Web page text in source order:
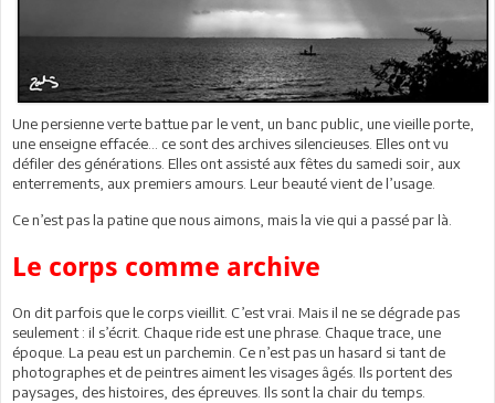
Une persienne verte battue par le vent, un banc public, une vieille porte,
une enseigne effacée… ce sont des archives silencieuses. Elles ont vu
défiler des générations. Elles ont assisté aux fêtes du samedi soir, aux
enterrements, aux premiers amours. Leur beauté vient de l’usage.
Ce n’est pas la patine que nous aimons, mais la vie qui a passé par là.
Le corps comme archive
On dit parfois que le corps vieillit. C’est vrai. Mais il ne se dégrade pas
seulement : il s’écrit. Chaque ride est une phrase. Chaque trace, une
époque. La peau est un parchemin. Ce n’est pas un hasard si tant de
photographes et de peintres aiment les visages âgés. Ils portent des
paysages, des histoires, des épreuves. Ils sont la chair du temps.